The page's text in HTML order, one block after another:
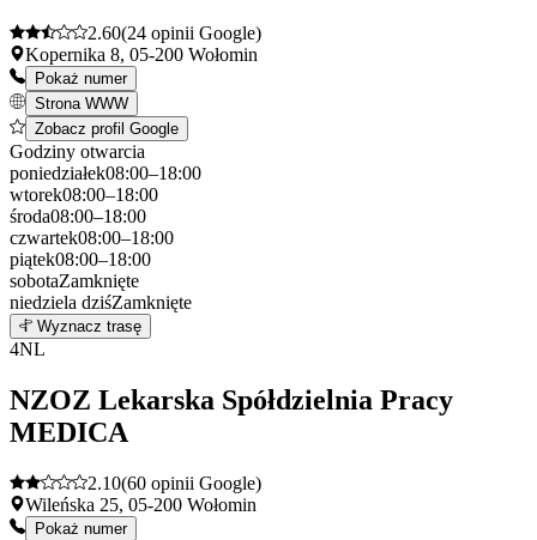
2.60(24 opinii Google)
Kopernika 8, 05-200 Wołomin
Pokaż numer
Strona WWW
Zobacz profil Google
Godziny otwarcia
poniedziałek08:00–18:00
wtorek08:00–18:00
środa08:00–18:00
czwartek08:00–18:00
piątek08:00–18:00
sobotaZamknięte
niedziela dziśZamknięte
+
−
Wyznacz trasę
4NL
NZOZ Lekarska Spółdzielnia Pracy
MEDICA
2.10(60 opinii Google)
Wileńska 25, 05-200 Wołomin
Pokaż numer